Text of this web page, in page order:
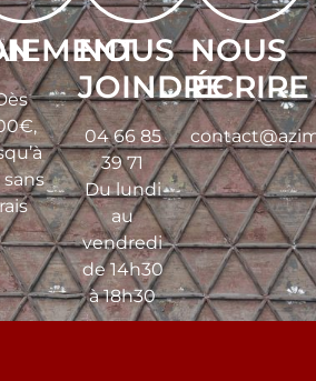
NOUS
JOINDRE
04 66 85
39 71
Du lundi
au
vendredi
de 14h30
à 18h30
NOUS
ÉCRIRE